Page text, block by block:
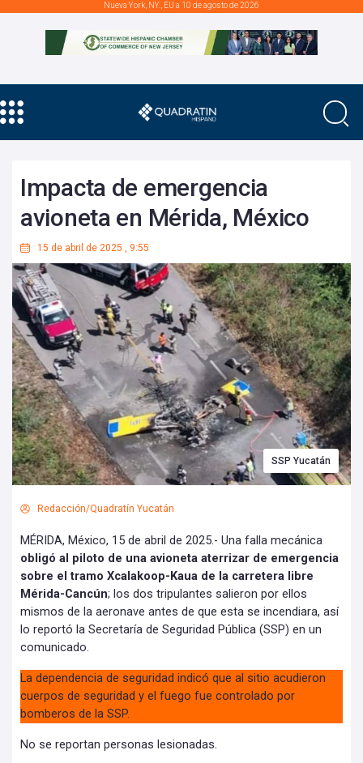
Nueva York, NY., EU a 10 de agosto de 2026
Impacta de emergencia
avioneta en Mérida, México
15 de abril de 2025 , 9:55
SSP Yucatán
Redacción/Quadratín Yucatán
MÉRIDA, México, 15 de abril de 2025.- Una falla mecánica
obligó al piloto de una avioneta aterrizar de emergencia
sobre el tramo Xcalakoop-Kaua de la carretera libre
Mérida-Cancún; los dos tripulantes salieron por ellos
mismos de la aeronave antes de que esta se incendiara, así
lo reportó la Secretaría de Seguridad Pública (SSP) en un
comunicado.
La dependencia de seguridad indicó que al sitio acudieron
cuerpos de seguridad y el fuego fue controlado por
bomberos de la SSP.
No se reportan personas lesionadas.